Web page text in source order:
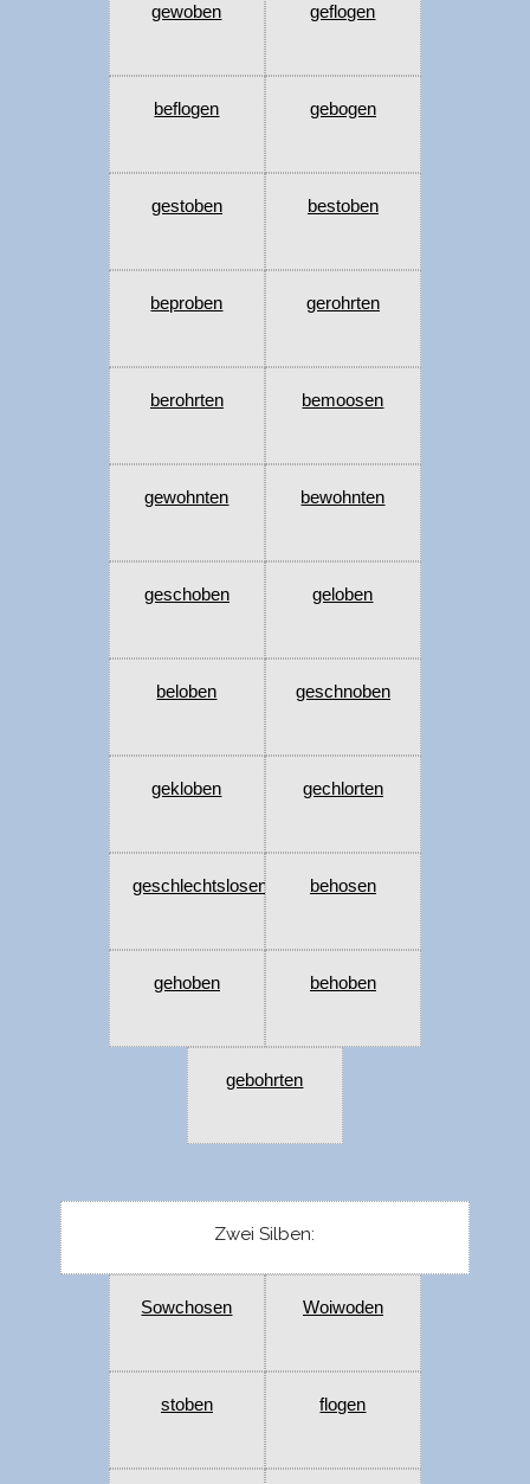
gewoben geflogen
beflogen gebogen
gestoben bestoben
beproben gerohrten
berohrten bemoosen
gewohnten bewohnten
geschoben geloben
beloben geschnoben
gekloben gechlorten
geschlechtslosen behosen
gehoben behoben
gebohrten
Zwei Silben:
Sowchosen Woiwoden
stoben flogen